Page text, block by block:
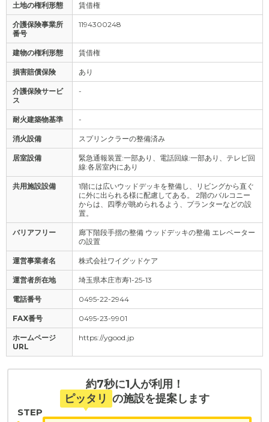
土地の権利形態 賃借権
介護保険事業所
番号
1194300248
建物の権利形態 賃借権
損害賠償保険 あり
介護保険サービ
ス
-
耐火建築物基準 -
消火設備 スプリンクラーの整備済み
居室設備
緊急通報装置:一部あり、電話回線:一部あり、テレビ回
線:各居室内にあり
共用施設設備
1階には広いウッドデッキを整備し、リビングから直ぐ
に外に出られる様に配慮してある。 2階のバルコニー
からは、四季が眺められるよう、プランターなどの設
置。
バリアフリー
廊下階段手摺の整備 ウッドデッキの整備 エレベーター
の設置
運営事業者名 株式会社ワイグッドケア
運営者所在地 埼玉県本庄市寿1-25-13
電話番号 0495-22-2944
FAX番号 0495-23-9901
ホームページ
URL
https://ygood.jp
約7秒に1人が利用！
ピッタリ の施設を提案します
STEP